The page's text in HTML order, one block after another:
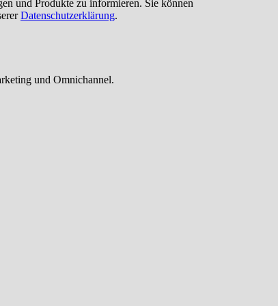
und Produkte zu informieren. Sie können
Datenschutzerklärung.
und Omnichannel.